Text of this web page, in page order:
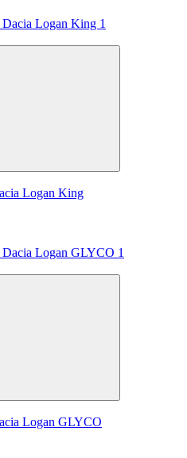
Logan King
Logan GLYCO